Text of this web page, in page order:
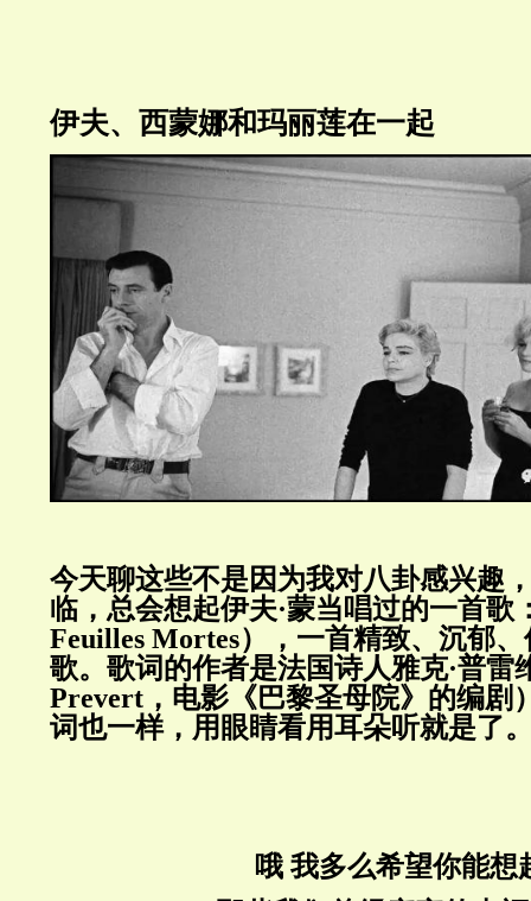
伊夫、西蒙娜和玛丽莲在一起
今天聊这些不是因为我对八卦感兴趣
临，总会想起伊夫·蒙当唱过的一首歌
Feuilles Mortes），一首精致、沉郁
歌。歌词的作者是法国诗人雅克·普雷
Prevert，电影《巴黎圣母院》的编剧
词也一样，用眼睛看用耳朵听就是了
哦 我多么希望你能想